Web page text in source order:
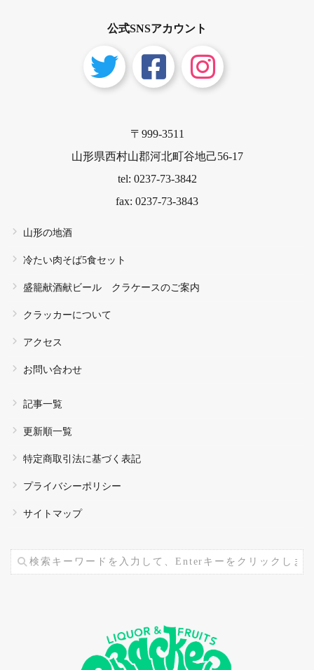
公式SNSアカウント
〒999-3511
山形県西村山郡河北町谷地己56-17
tel: 0237-73-3842
fax: 0237-73-3843
山形の地酒
冷たい肉そば5食セット
盛籠献酒献ビール クラケースのご案内
クラッカーについて
アクセス
お問い合わせ
記事一覧
更新順一覧
特定商取引法に基づく表記
プライバシーポリシー
サイトマップ